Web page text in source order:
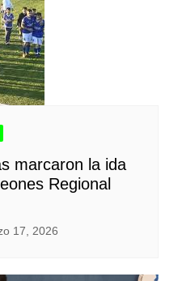
marcaron la ida
Regional
17, 2026